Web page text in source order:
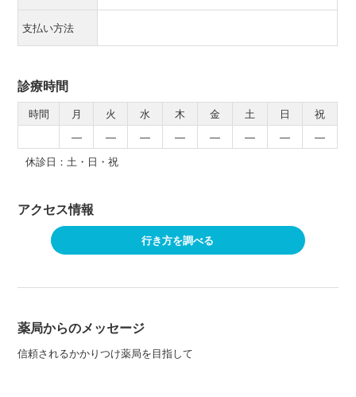
支払い方法
診療時間
時間 月 火 水 木 金 土 日
祝
―
― ― ― ― ― ―
―
休診日：土・日・祝
アクセス情報
行き方を調べる
薬局からのメッセージ
信頼されるかかりつけ薬局を目指して